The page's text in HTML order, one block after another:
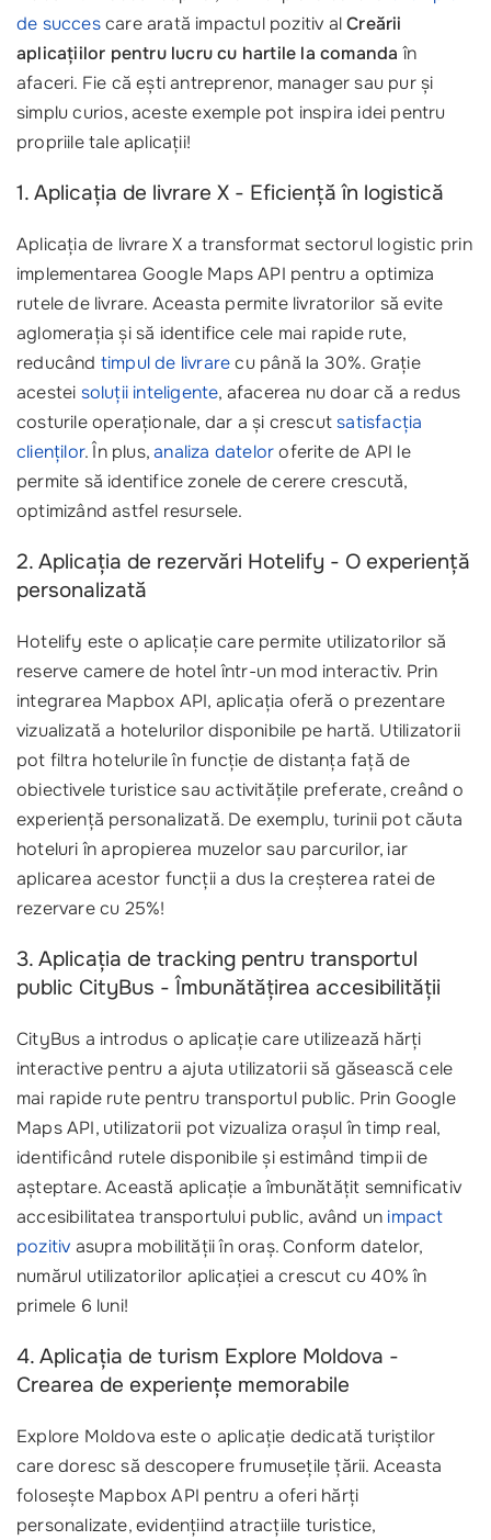
de succescare arată impactul pozitiv alCreării
aplicațiilor pentru lucru cu hartile la comanda în
afaceri. Fie că ești antreprenor, manager sau pur și
simplu curios, aceste exemple pot inspira idei pentru
propriile tale aplicații!
1. Aplicația de livrare X - Eficiență în logistică
Aplicația de livrare X a transformat sectorul logistic prin
implementarea Google Maps API pentru a optimiza
rutele de livrare. Aceasta permite livratorilor să evite
aglomerația și să identifice cele mai rapide rute,
reducând timpul de livrarecu până la 30%. Grație
acestei soluții inteligente, afacerea nu doar că a redus
costurile operaționale, dar a și crescutsatisfacția
clienților. În plus,analiza dateloroferite de API le
permite să identifice zonele de cerere crescută,
optimizând astfel resursele.
2. Aplicația de rezervări Hotelify - O experiență
personalizată
Hotelify este o aplicație care permite utilizatorilor să
reserve camere de hotel într-un mod interactiv. Prin
integrarea Mapbox API, aplicația oferă o prezentare
vizualizată a hotelurilor disponibile pe hartă. Utilizatorii
pot filtra hotelurile în funcție de distanța față de
obiectivele turistice sau activitățile preferate, creând o
experiență personalizată. De exemplu, turinii pot căuta
hoteluri în apropierea muzelor sau parcurilor, iar
aplicarea acestor funcții a dus la creșterea ratei de
rezervare cu 25%!
3. Aplicația de tracking pentru transportul
public CityBus - Îmbunătățirea accesibilității
CityBus a introdus o aplicație care utilizează hărți
interactive pentru a ajuta utilizatorii să găsească cele
mai rapide rute pentru transportul public. Prin Google
Maps API, utilizatorii pot vizualiza orașul în timp real,
identificând rutele disponibile și estimând timpii de
așteptare. Această aplicație a îmbunătățit semnificativ
accesibilitatea transportului public, având un impact
pozitiv asupra mobilității în oraș. Conform datelor,
numărul utilizatorilor aplicației a crescut cu 40% în
primele 6 luni!
4. Aplicația de turism Explore Moldova -
Crearea de experiențe memorabile
Explore Moldova este o aplicație dedicată turiștilor
care doresc să descopere frumusețile țării. Aceasta
folosește Mapbox API pentru a oferi hărți
personalizate, evidențiind atracțiile turistice,